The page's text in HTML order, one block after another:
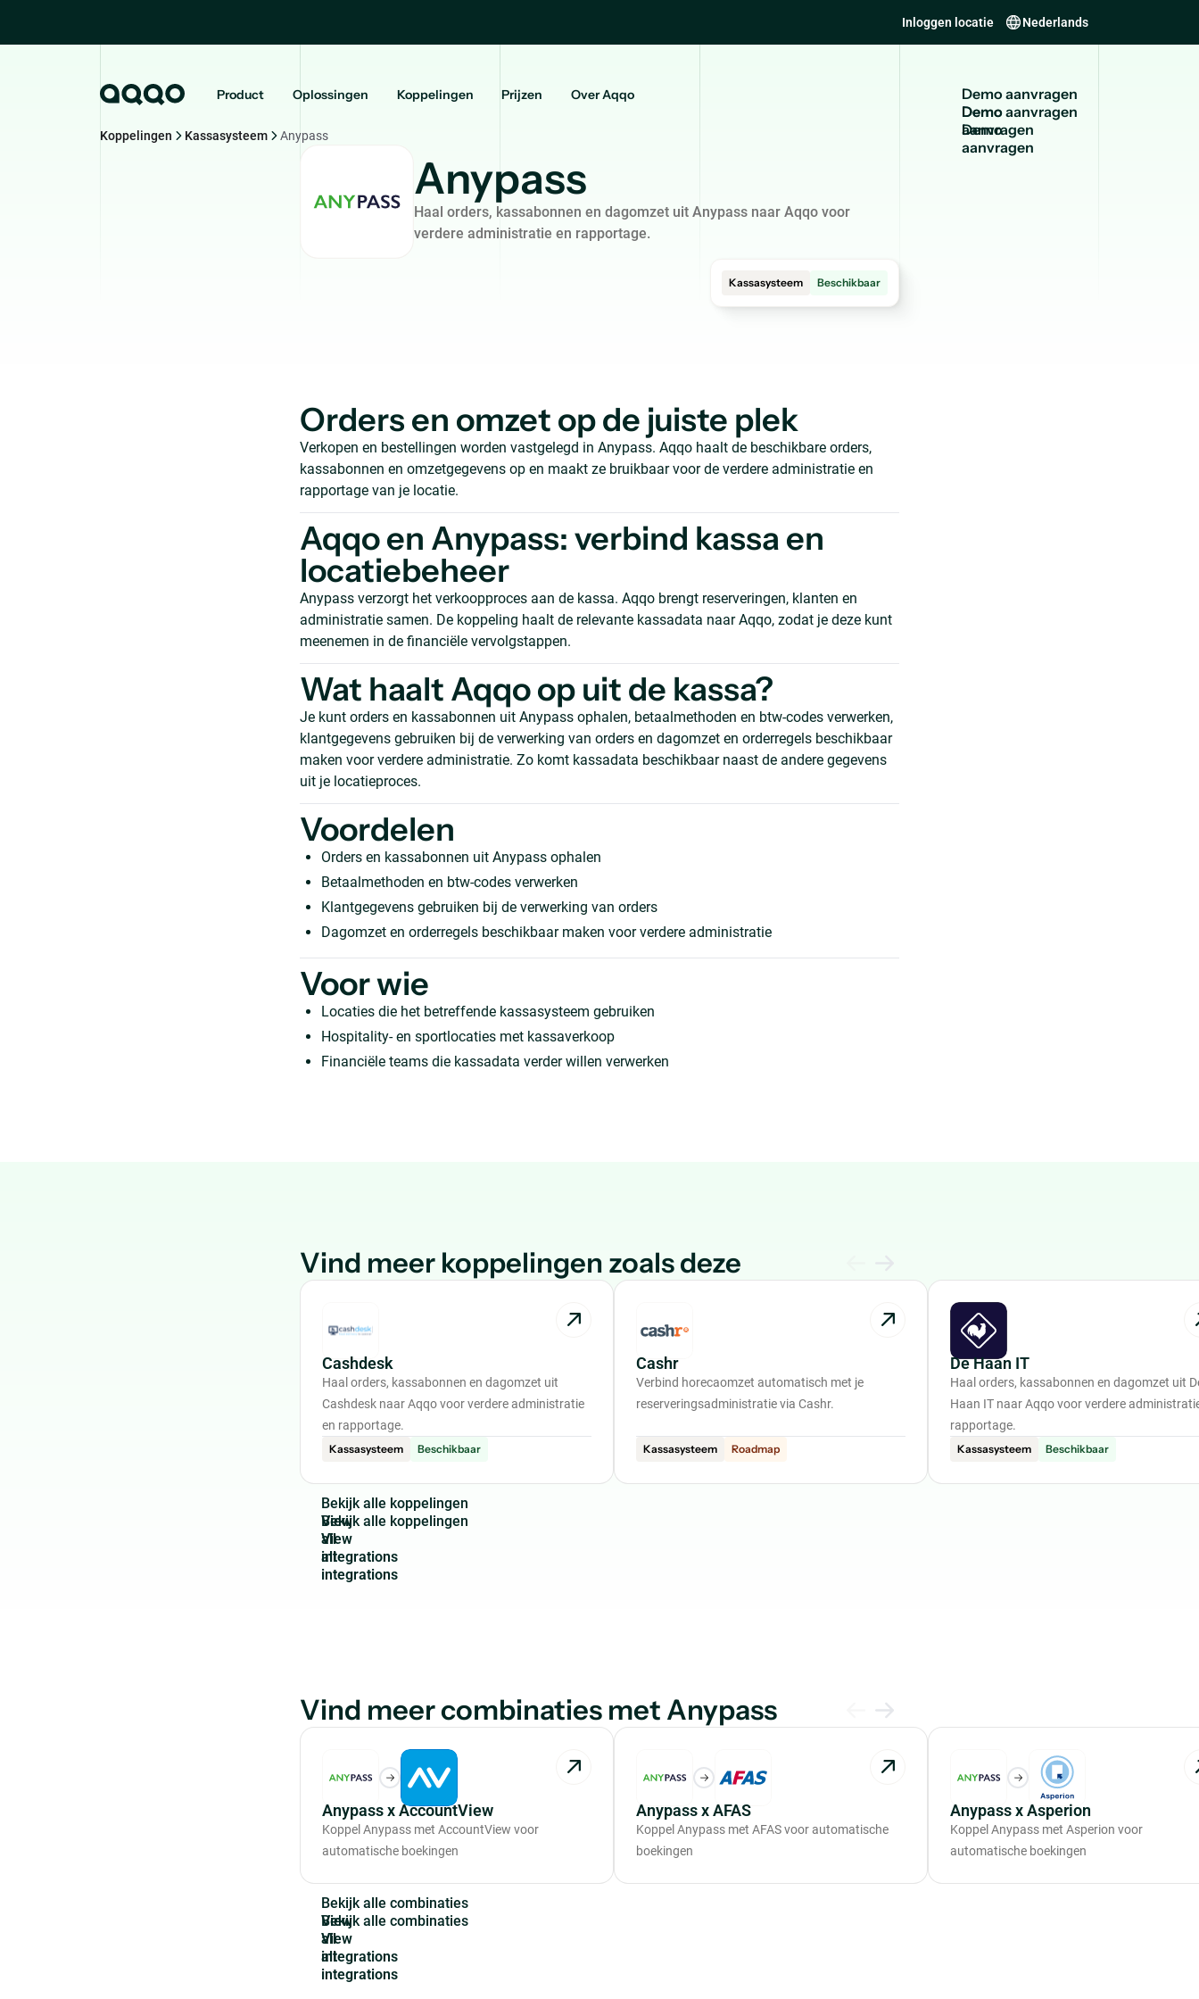
Inloggen locatie Nederlands
Product Oplossingen Koppelingen Prijzen Over Aqqo Demoaanvragen
Demo
aanvragen
Koppelingen Kassasysteem Anypass
Anypass
Haal orders, kassabonnen en dagomzet uit Anypass naar Aqqo voor
verdere administratie en rapportage.
Kassasysteem Beschikbaar
Orders en omzet op de juiste plek
Verkopen en bestellingen worden vastgelegd in Anypass. Aqqo haalt de beschikbare orders,
kassabonnen en omzetgegevens op en maakt ze bruikbaar voor de verdere administratie en
rapportage van je locatie.
Aqqo en Anypass: verbind kassa en
locatiebeheer
Anypass verzorgt het verkoopproces aan de kassa. Aqqo brengt reserveringen, klanten en
administratie samen. De koppeling haalt de relevante kassadata naar Aqqo, zodat je deze kunt
meenemen in de financiële vervolgstappen.
Wat haalt Aqqo op uit de kassa?
Je kunt orders en kassabonnen uit Anypass ophalen, betaalmethoden en btw-codes verwerken,
klantgegevens gebruiken bij de verwerking van orders en dagomzet en orderregels beschikbaar
maken voor verdere administratie. Zo komt kassadata beschikbaar naast de andere gegevens
uit je locatieproces.
Voordelen
Orders en kassabonnen uit Anypass ophalen
Betaalmethoden en btw-codes verwerken
Klantgegevens gebruiken bij de verwerking van orders
Dagomzet en orderregels beschikbaar maken voor verdere administratie
Voor wie
Locaties die het betreffende kassasysteem gebruiken
Hospitality- en sportlocaties met kassaverkoop
Financiële teams die kassadata verder willen verwerken
Vind meer koppelingen zoals deze
Cashdesk
Haal orders, kassabonnen en dagomzet uit
Cashdesk naar Aqqo voor verdere administratie
en rapportage.
Kassasysteem
Beschikbaar
Cashr
Verbind horecaomzet automatisch met je
reserveringsadministratie via Cashr.
Kassasysteem Roadmap
De Haan IT
Haal orders, kassabonnen en dagomzet uit
Haan IT naar Aqqo voor verdere
rapportage.
Kassasysteem
Beschikbaar
Bekijk alle koppelingen
View
all
integrations
Vind meer combinaties met Anypass
Anypass x AccountView
Koppel Anypass met AccountView voor
automatische boekingen
Anypass x AFAS
Koppel Anypass met AFAS voor automatische
boekingen
Anypass x Asperion
Koppel Anypass met Asperion voor
automatische boekingen
Bekijk alle combinaties
View
all
integrations